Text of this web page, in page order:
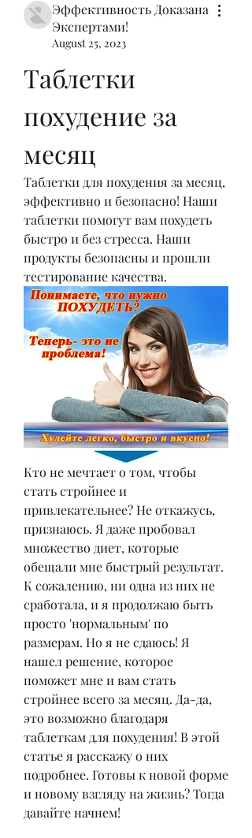
Эффективность Доказана
Экспертами!
August 25, 2023
Таблетки
похудение за
месяц
Таблетки для похудения за месяц,
эффективно и безопасно! Наши
таблетки помогут вам похудеть
быстро и без стресса. Наши
продукты безопасны и прошли
тестирование качества.
Кто не мечтает о том, чтобы
стать стройнее и
привлекательнее? Не откажусь,
признаюсь. Я даже пробовал
множество диет, которые
обещали мне быстрый результат.
К сожалению, ни одна из них не
сработала, и я продолжаю быть
просто 'нормальным' по
размерам. Но я не сдаюсь! Я
нашел решение, которое
поможет мне и вам стать
стройнее всего за месяц. Да-да,
это возможно благодаря
таблеткам для похудения! В этой
статье я расскажу о них
подробнее. Готовы к новой форме
и новому взгляду на жизнь? Тогда
давайте начнем!